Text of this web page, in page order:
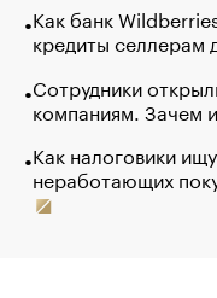
Как банк
кредиты селлерам
Сотрудники
компаниям. Зачем
Как налоговики
неработающих